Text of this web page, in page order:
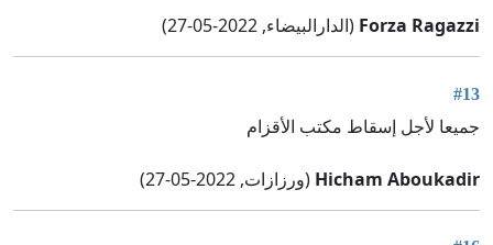
Forza Ragazzi (الدارالبيضاء, 2022-05-27)
#13
جميعا لأجل إسقاط مكتب الأقزام
Hicham Aboukadir (ورزازات, 2022-05-27)